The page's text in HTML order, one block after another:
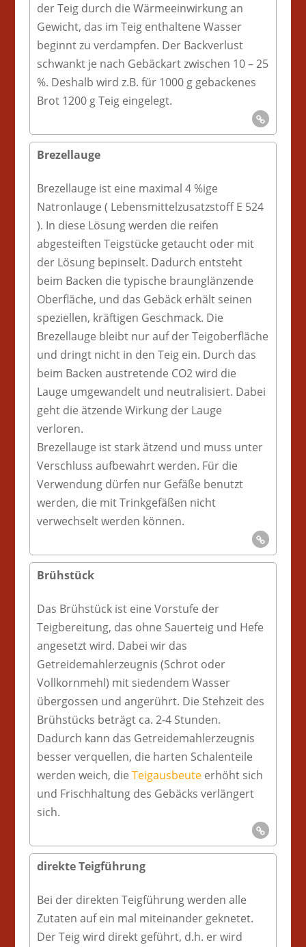
der Teig durch die Wärmeeinwirkung an
Gewicht, das im Teig enthaltene Wasser
beginnt zu verdampfen. Der Backverlust
schwankt je nach Gebäckart zwischen 10 – 25
%. Deshalb wird z.B. für 1000 g gebackenes
Brot 1200 g Teig eingelegt.
Brezellauge
Brezellauge ist eine maximal 4 %ige
Natronlauge ( Lebensmittelzusatzstoff E 524
). In diese Lösung werden die reifen
abgesteiften Teigstücke getaucht oder mit
der Lösung bepinselt. Dadurch entsteht
beim Backen die typische braunglänzende
Oberfläche, und das Gebäck erhält seinen
speziellen, kräftigen Geschmack. Die
Brezellauge bleibt nur auf der Teigoberfläche
und dringt nicht in den Teig ein. Durch das
beim Backen austretende CO2 wird die
Lauge umgewandelt und neutralisiert. Dabei
geht die ätzende Wirkung der Lauge
verloren.
Brezellauge ist stark ätzend und muss unter
Verschluss aufbewahrt werden. Für die
Verwendung dürfen nur Gefäße benutzt
werden, die mit Trinkgefäßen nicht
verwechselt werden können.
Brühstück
Das Brühstück ist eine Vorstufe der
Teigbereitung, das ohne Sauerteig und Hefe
angesetzt wird. Dabei wir das
Getreidemahlerzeugnis (Schrot oder
Vollkornmehl) mit siedendem Wasser
übergossen und angerührt. Die Stehzeit des
Brühstücks beträgt ca. 2-4 Stunden.
Dadurch kann das Getreidemahlerzeugnis
besser verquellen, die harten Schalenteile
werden weich, die Teigausbeuteerhöht sich
und Frischhaltung des Gebäcks verlängert
sich.
direkte Teigführung
Bei der direkten Teigführung werden alle
Zutaten auf ein mal miteinander geknetet.
Der Teig wird direkt geführt, d.h. er wird